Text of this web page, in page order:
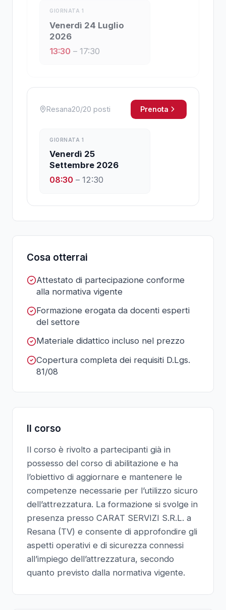
GIORNATA 1
Venerdì 24 Luglio
2026
13:30 – 17:30
Resana20/20 posti Prenota
GIORNATA 1
Venerdì 25
Settembre 2026
08:30 – 12:30
Cosa otterrai
Attestato di partecipazione conforme
alla normativa vigente
Formazione erogata da docenti esperti
del settore
Materiale didattico incluso nel prezzo
Copertura completa dei requisiti D.Lgs.
81/08
Il corso
Il corso è rivolto a partecipanti già in
possesso del corso di abilitazione e ha
l’obiettivo di aggiornare e mantenere le
competenze necessarie per l’utilizzo sicuro
dell’attrezzatura. La formazione si svolge in
presenza presso CARAT SERVIZI S.R.L. a
Resana (TV) e consente di approfondire gli
aspetti operativi e di sicurezza connessi
all’impiego dell’attrezzatura, secondo
quanto previsto dalla normativa vigente.